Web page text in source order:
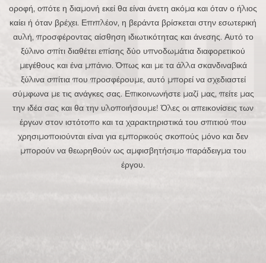
οροφή, οπότε η διαμονή εκεί θα είναι άνετη ακόμα και όταν ο ήλιος
καίει ή όταν βρέχει. Επιπλέον, η βεράντα βρίσκεται στην εσωτερική
αυλή, προσφέροντας αίσθηση ιδιωτικότητας και άνεσης. Αυτό το
ξύλινο σπίτι διαθέτει επίσης δύο υπνοδωμάτια διαφορετικού
μεγέθους και ένα μπάνιο. Όπως και με τα άλλα σκανδιναβικά
ξύλινα σπίτια που προσφέρουμε, αυτό μπορεί να σχεδιαστεί
σύμφωνα με τις ανάγκες σας. Επικοινωνήστε μαζί μας, πείτε μας
την ιδέα σας και θα την υλοποιήσουμε! Όλες οι απεικονίσεις των
έργων στον ιστότοπο και τα χαρακτηριστικά του σπιτιού που
χρησιμοποιούνται είναι για εμπορικούς σκοπούς μόνο και δεν
μπορούν να θεωρηθούν ως αμφισβητήσιμο παράδειγμα του
έργου.